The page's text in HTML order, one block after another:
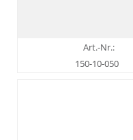
Art.-Nr.:
150-10-050